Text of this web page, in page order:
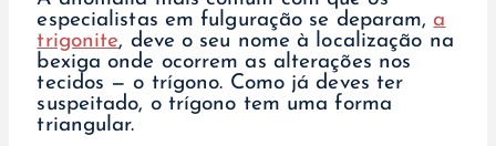
especialistas em fulguração se deparam, a
trigonite, deve o seu nome à localização na
bexiga onde ocorrem as alterações nos
tecidos — o trígono. Como já deves ter
suspeitado, o trígono tem uma forma
triangular.